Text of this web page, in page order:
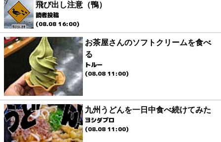
飛び出し注意（鴨）
読者投稿
(08.08 16:00)
お茶屋さんのソフトクリームを食べ
る
トルー
(08.08 11:00)
九州うどんを一日中食べ続けてみた
ヨシダプロ
(08.08 11:00)